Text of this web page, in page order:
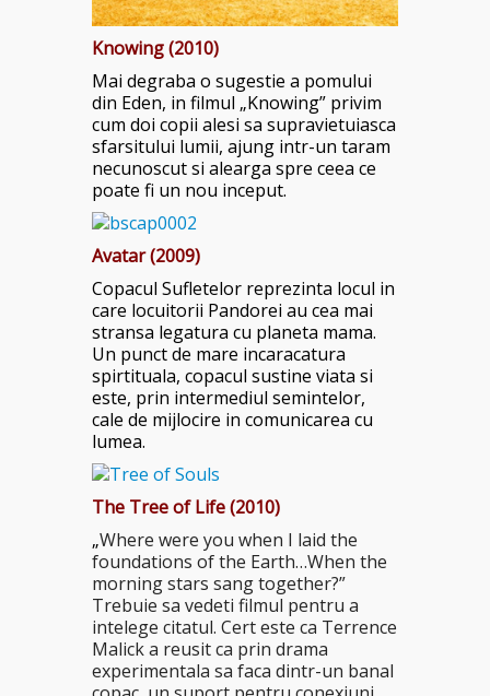
Knowing (2010)
Mai degraba o sugestie a pomului
din Eden, in filmul „Knowing” privim
cum doi copii alesi sa supravietuiasca
sfarsitului lumii, ajung intr-un taram
necunoscut si alearga spre ceea ce
poate fi un nou inceput.
Avatar (2009)
Copacul Sufletelor reprezinta locul in
care locuitorii Pandorei au cea mai
stransa legatura cu planeta mama.
Un punct de mare incaracatura
spirtituala, copacul sustine viata si
este, prin intermediul semintelor,
cale de mijlocire in comunicarea cu
lumea.
The Tree of Life (2010)
„Where were you when I laid the
foundations of the Earth…When the
morning stars sang together?”
Trebuie sa vedeti filmul pentru a
intelege citatul. Cert este ca Terrence
Malick a reusit ca prin drama
experimentala sa faca dintr-un banal